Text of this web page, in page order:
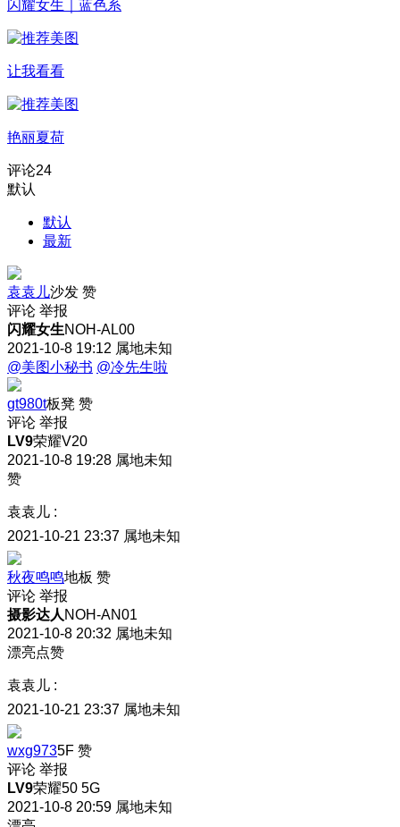
闪耀女生｜蓝色系
让我看看
艳丽夏荷
评论24
默认
默认
最新
袁袁儿沙发 赞
评论 举报
闪耀女生NOH-AL00
2021-10-8 19:12 属地未知
@美图小秘书 @冷先生啦
gt980t板凳 赞
评论 举报
LV9荣耀V20
2021-10-8 19:28 属地未知
赞
袁袁儿 :
2021-10-21 23:37 属地未知
秋夜鸣鸣地板 赞
评论 举报
摄影达人 NOH-AN01
2021-10-8 20:32 属地未知
漂亮点赞
袁袁儿 :
2021-10-21 23:37 属地未知
wxg9735F 赞
评论 举报
LV9荣耀50 5G
2021-10-8 20:59 属地未知